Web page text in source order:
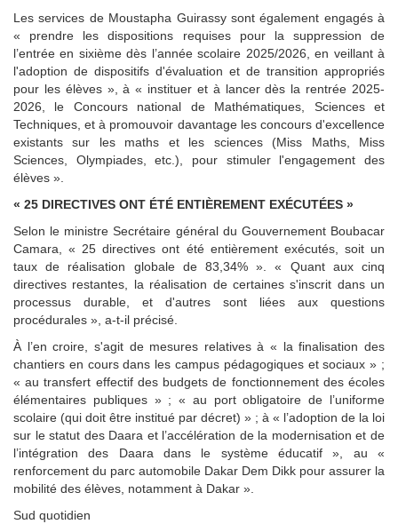
Les services de Moustapha Guirassy sont également engagés à
« prendre les dispositions requises pour la suppression de
l’entrée en sixième dès l’année scolaire 2025/2026, en veillant à
l'adoption de dispositifs d'évaluation et de transition appropriés
pour les élèves », à « instituer et à lancer dès la rentrée 2025-
2026, le Concours national de Mathématiques, Sciences et
Techniques, et à promouvoir davantage les concours d'excellence
existants sur les maths et les sciences (Miss Maths, Miss
Sciences, Olympiades, etc.), pour stimuler l'engagement des
élèves ».
« 25 DIRECTIVES ONT ÉTÉ ENTIÈREMENT EXÉCUTÉES »
Selon le ministre Secrétaire général du Gouvernement Boubacar
Camara, « 25 directives ont été entièrement exécutés, soit un
taux de réalisation globale de 83,34% ». « Quant aux cinq
directives restantes, la réalisation de certaines s'inscrit dans un
processus durable, et d'autres sont liées aux questions
procédurales », a-t-il précisé.
À l’en croire, s'agit de mesures relatives à « la finalisation des
chantiers en cours dans les campus pédagogiques et sociaux » ;
« au transfert effectif des budgets de fonctionnement des écoles
élémentaires publiques » ; « au port obligatoire de l’uniforme
scolaire (qui doit être institué par décret) » ; à « l’adoption de la loi
sur le statut des Daara et l’accélération de la modernisation et de
l’intégration des Daara dans le système éducatif », au «
renforcement du parc automobile Dakar Dem Dikk pour assurer la
mobilité des élèves, notamment à Dakar ».
Sud quotidien